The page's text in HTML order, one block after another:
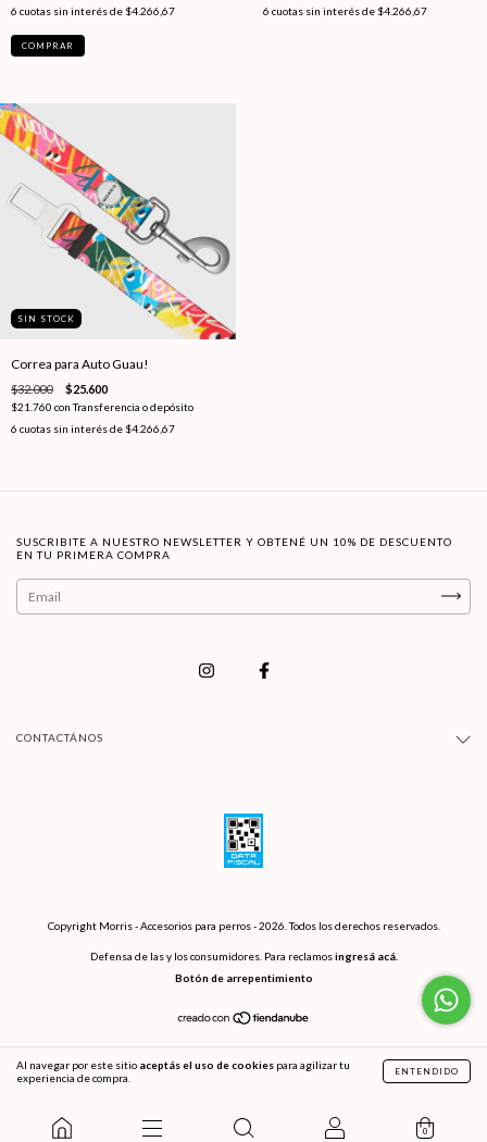
Al navegar por este sitio aceptás el uso de cookies para agilizar tu
experiencia de compra.
ENTENDIDO
0
6 cuotas sin interés de $4.266,67
6 cuotas sin interés de $4.266,67
SIN STOCK
Correa para Auto Guau!
$32.000 $25.600
$21.760 con Transferencia o depósito
6 cuotas sin interés de $4.266,67
SUSCRIBITE A NUESTRO NEWSLETTER Y OBTENÉ UN 10% DE DESCUENTO
EN TU PRIMERA COMPRA
CONTACTÁNOS
Copyright Morris - Accesorios para perros - 2026. Todos los derechos reservados.
Defensa de las y los consumidores. Para reclamos ingresá acá.
Botón de arrepentimiento